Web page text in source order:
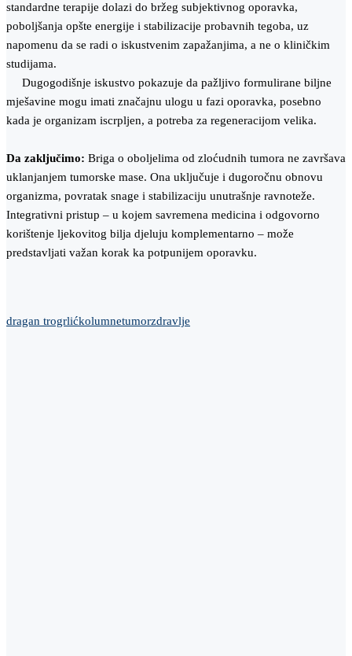
standardne terapije dolazi do bržeg subjektivnog oporavka,
poboljšanja opšte energije i stabilizacije probavnih tegoba, uz
napomenu da se radi o iskustvenim zapažanjima, a ne o kliničkim
studijama.
Dugogodišnje iskustvo pokazuje da pažljivo formulirane biljne
mješavine mogu imati značajnu ulogu u fazi oporavka, posebno
kada je organizam iscrpljen, a potreba za regeneracijom velika.
Da zaključimo: Briga o oboljelima od zloćudnih tumora ne završava
uklanjanjem tumorske mase. Ona uključuje i dugoročnu obnovu
organizma, povratak snage i stabilizaciju unutrašnje ravnoteže.
Integrativni pristup – u kojem savremena medicina i odgovorno
korištenje ljekovitog bilja djeluju komplementarno – može
predstavljati važan korak ka potpunijem oporavku.
dragan trogrlićkolumnetumorzdravlje